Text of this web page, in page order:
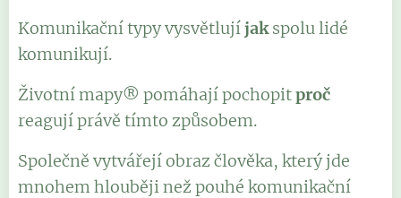
Komunikační typy vysvětlujíjakspolu lidé
komunikují.
Životní mapy® pomáhají pochopitproč
reagují právě tímto způsobem.
Společně vytvářejí obraz člověka, který jde
mnohem hlouběji než pouhé komunikační